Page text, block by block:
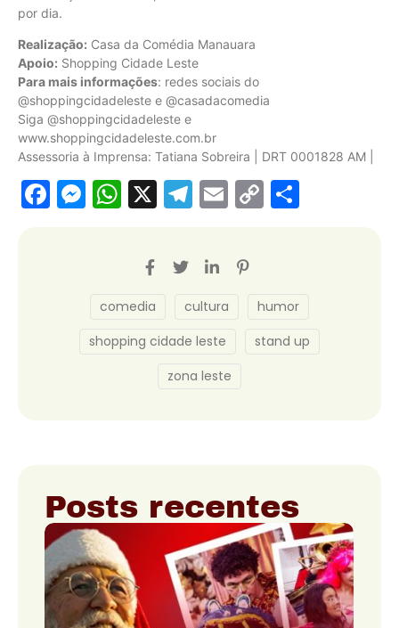
por dia.
Realização: Casa da Comédia Manauara
Apoio: Shopping Cidade Leste
Para mais informações: redes sociais do
@shoppingcidadeleste e @casadacomedia
Siga @shoppingcidadeleste e
www.shoppingcidadeleste.com.br
Assessoria à Imprensa: Tatiana Sobreira | DRT 0001828 AM |
Facebook
Messenger
WhatsApp
X Telegram
Email
Copy
comedia cultura
humor
shopping cidade leste
stand up
zona leste
Posts recentes